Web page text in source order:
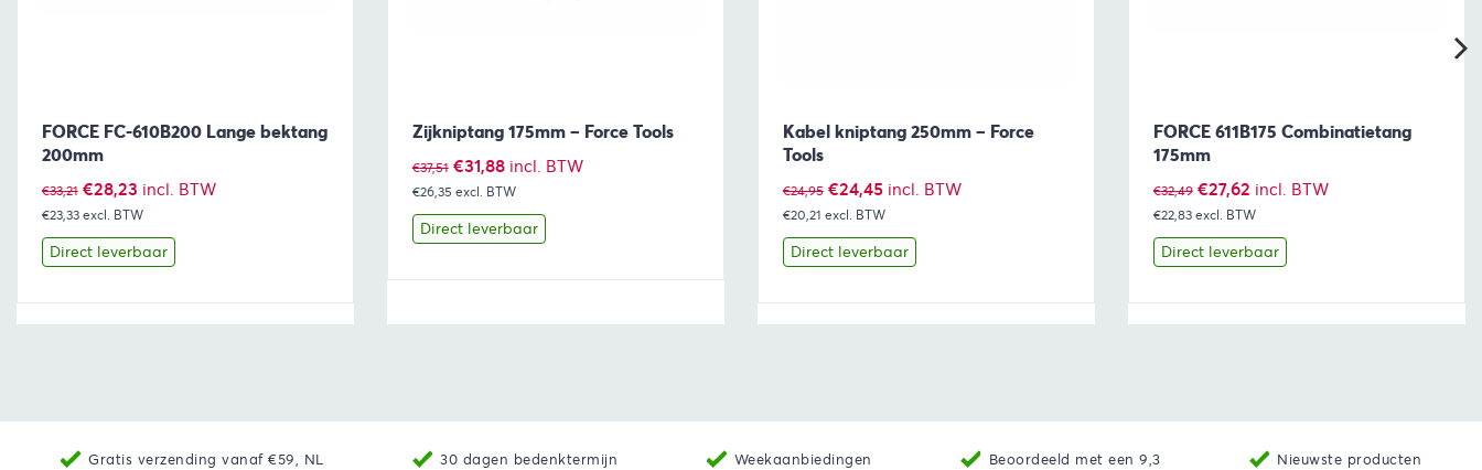
FORCE FC-610B200 Lange bektang
200mm
€33,21 Oorspronkelijke
prijs
was:
€28,23Huidige
prijs
is:
incl. BTW
€23,33 excl. BTW
Direct leverbaar
Zijkniptang 175mm – Force Tools
€37,51 Oorspronkelijke
prijs
was:
€31,88Huidige
prijs
is:
incl. BTW
€26,35 excl. BTW
Direct leverbaar
Kabel kniptang 250mm – Force
Tools
€24,95 Oorspronkelijke
prijs
was:
€24,45Huidige
prijs
is:
incl. BTW
€20,21 excl. BTW
Direct leverbaar
FORCE 611B175 Combinatietang
175mm
€32,49 Oorspronkelijke
prijs
was:
€27,62Huidige
prijs
is:
incl. BTW
€22,83 excl. BTW
Direct leverbaar
Gratis verzending vanaf €59, NL 30 dagen bedenktermijn Weekaanbiedingen Beoordeeld met een 9,3 Nieuwste producten